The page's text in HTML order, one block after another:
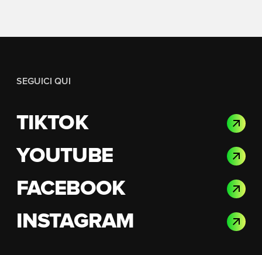
SEGUICI QUI
TIKTOK
YOUTUBE
FACEBOOK
INSTAGRAM